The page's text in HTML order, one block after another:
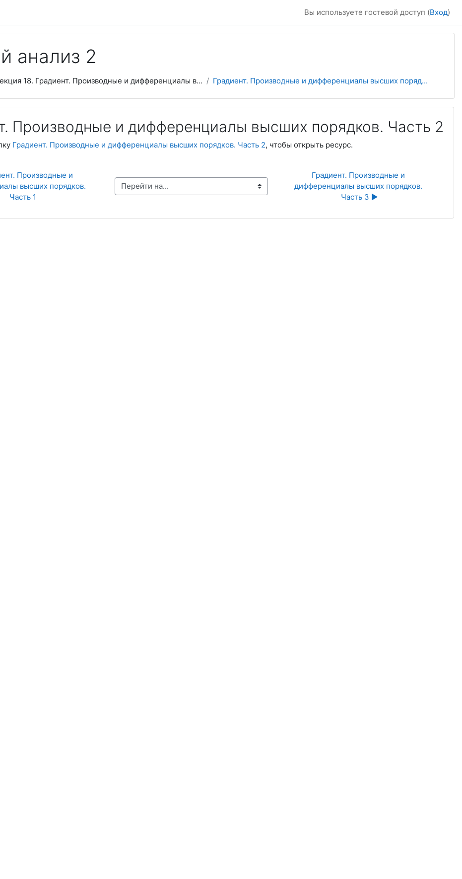
Вы используете гостевой доступ (Вход)
анализ 2
18. Градиент. Производные и дифференциалы в... Градиент. Производные и дифференциалы высших поряд...
Производные и дифференциалы высших порядков. Часть 2
Градиент. Производные и дифференциалы высших порядков. Часть 2, чтобы открыть ресурс.
Производные и
высших порядков.
Часть 1
Перейти на...
Градиент. Производные и
дифференциалы высших порядков.
Часть 3 ▶︎